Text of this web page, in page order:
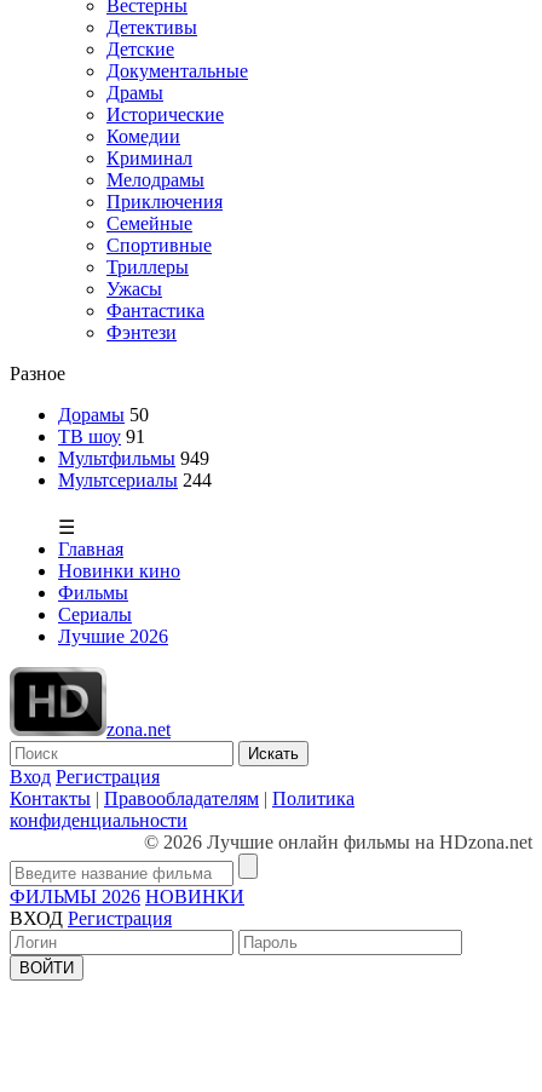
Вестерны
Детективы
Детские
Документальные
Драмы
Исторические
Комедии
Криминал
Мелодрамы
Приключения
Семейные
Спортивные
Триллеры
Ужасы
Фантастика
Фэнтези
Разное
Дорамы 50
ТВ шоу 91
Мультфильмы 949
Мультсериалы 244
☰
Главная
Новинки кино
Фильмы
Сериалы
Лучшие 2026
zona.net
Искать
Вход Регистрация
Контакты | Правообладателям | Политика
конфиденциальности
© 2026 Лучшие онлайн фильмы на HDzona.net
ФИЛЬМЫ 2026 НОВИНКИ
ВХОД Регистрация